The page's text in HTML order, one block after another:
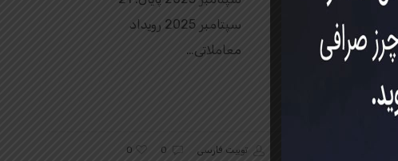
سپتامبر 2025 رویداد
معاملاتی…
توبیت فارسی 0